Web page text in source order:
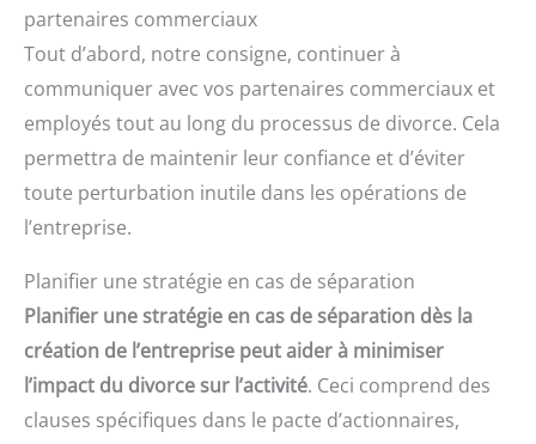
partenaires commerciaux
Tout d’abord, notre consigne, continuer à
communiquer avec vos partenaires commerciaux et
employés tout au long du processus de divorce. Cela
permettra de maintenir leur confiance et d’éviter
toute perturbation inutile dans les opérations de
l’entreprise.
Planifier une stratégie en cas de séparation
Planifier une stratégie en cas de séparation dès la
création de l’entreprise peut aider à minimiser
l’impact du divorce sur l’activité. Ceci comprend des
clauses spécifiques dans le pacte d’actionnaires,